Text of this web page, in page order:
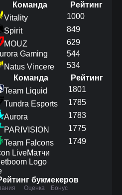
Команда
Рейтинг
Vitality
1000
Spirit
849
MOUZ
629
Gaming
544
Natus Vincere
534
Команда
Рейтинг
Team Liquid
1801
Tundra Esports
1785
Aurora
1783
PARIVISION
1775
Team Falcons
1749
Матчи
букмекеров
Оценка Бонус